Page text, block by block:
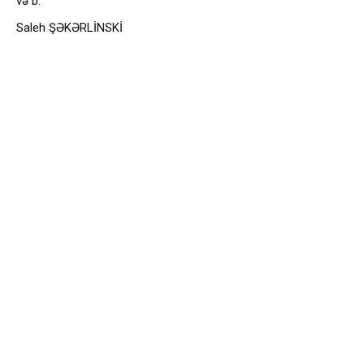
Saleh ŞƏKƏRLİNSKİ